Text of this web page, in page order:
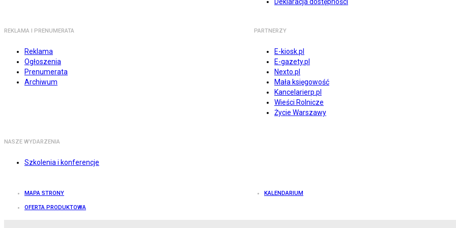
REKLAMA I PRENUMERATA
Reklama
Ogłoszenia
Prenumerata
Archiwum
PARTNERZY
E-kiosk.pl
E-gazety.pl
Nexto.pl
Mała księgowość
Kancelarierp.pl
Wieści Rolnicze
Życie Warszawy
NASZE WYDARZENIA
Szkolenia i konferencje
MAPA STRONY KALENDARIUM
OFERTA PRODUKTOWA